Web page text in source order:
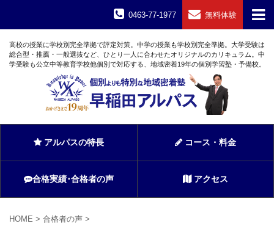
無料体験
0463-77-1977
高校の授業に学校別完全準拠で評定対策。中学の授業も学校別完全準拠。大学受験は
総合型・推薦・一般選抜など、ひとり一人に合わせたオリジナルのカリキュラム。中
学受験も公立中等教育学校他個別で対応する、地域密着19年の個別学習塾・予備校。
アルパスの特長 コース・料金
合格実績･合格者の声 アクセス
HOME > 合格者の声 >